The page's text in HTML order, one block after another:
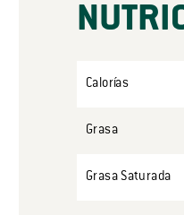
Calorías
Grasa
Grasa Saturada